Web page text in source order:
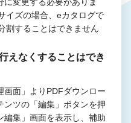
イズの場合、eカタログで
割することはできません
えなくすることはでき
画面」よりPDFダウンロー
ンツの「編集」ボタンを押
編集」画面を表示し、補助